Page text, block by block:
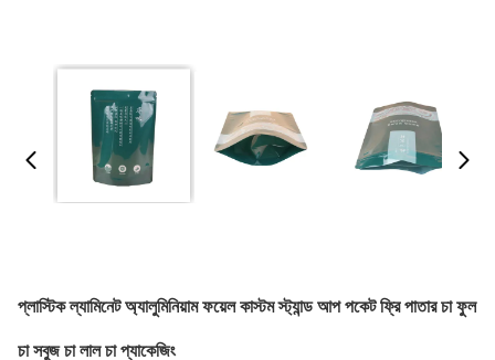
প্লাস্টিক ল্যামিনেট অ্যালুমিনিয়াম ফয়েল কাস্টম স্ট্যান্ড আপ পকেট ফ্রি পাতার চা ফুল
চা সবুজ চা লাল চা প্যাকেজিং